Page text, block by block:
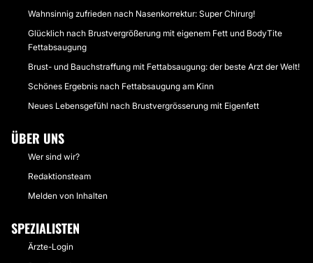
Wahnsinnig zufrieden nach Nasenkorrektur: Super Chirurg!
Glücklich nach Brustvergrößerung mit eigenem Fett und BodyTite
Fettabsaugung
Brust- und Bauchstraffung mit Fettabsaugung: der beste Arzt der Welt!
Schönes Ergebnis nach Fettabsaugung am Kinn
Neues Lebensgefühl nach Brustvergrösserung mit Eigenfett
ÜBER UNS
Wer sind wir?
Redaktionsteam
Melden von Inhalten
SPEZIALISTEN
Ärzte-Login